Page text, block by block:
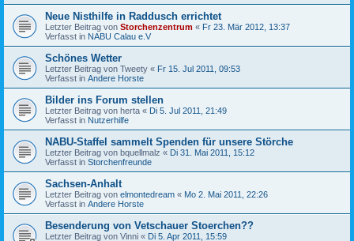
Neue Nisthilfe in Raddusch errichtet
Letzter Beitrag von Storchenzentrum « Fr 23. Mär 2012, 13:37
Verfasst in NABU Calau e.V
Schönes Wetter
Letzter Beitrag von Tweety « Fr 15. Jul 2011, 09:53
Verfasst in Andere Horste
Bilder ins Forum stellen
Letzter Beitrag von herta « Di 5. Jul 2011, 21:49
Verfasst in Nutzerhilfe
NABU-Staffel sammelt Spenden für unsere Störche
Letzter Beitrag von bquellmalz « Di 31. Mai 2011, 15:12
Verfasst in Storchenfreunde
Sachsen-Anhalt
Letzter Beitrag von elmontedream « Mo 2. Mai 2011, 22:26
Verfasst in Andere Horste
Besenderung von Vetschauer Stoerchen??
Letzter Beitrag von Vinni « Di 5. Apr 2011, 15:59